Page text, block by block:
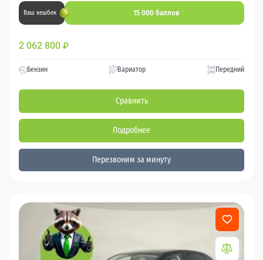
Ваш кешбек 15 000 баллов
2 062 800 ₽
Бензин Вариатор Передний
Сравнить
Подробнее
Перезвоним за минуту